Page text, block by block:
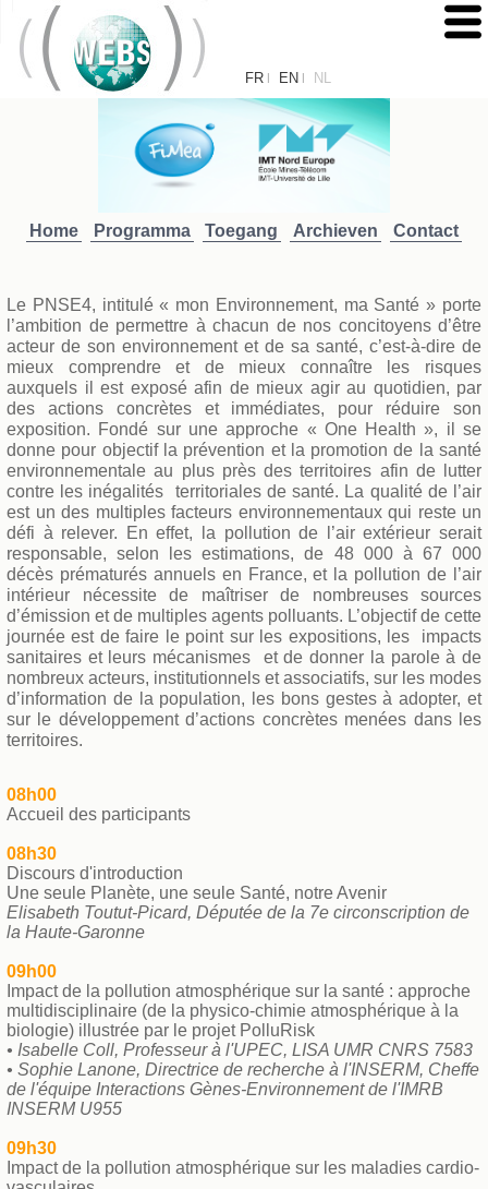
FR | EN | NL
Home Programma Toegang Archieven Contact
Le PNSE4, intitulé « mon Environnement, ma Santé » porte
l’ambition de permettre à chacun de nos concitoyens d’être
acteur de son environnement et de sa santé, c’est-à-dire de
mieux comprendre et de mieux connaître les risques
auxquels il est exposé afin de mieux agir au quotidien, par
des actions concrètes et immédiates, pour réduire son
exposition. Fondé sur une approche « One Health », il se
donne pour objectif la prévention et la promotion de la santé
environnementale au plus près des territoires afin de lutter
contre les inégalités
territoriales de santé. La qualité de l’air
est un des multiples facteurs environnementaux qui reste un
défi à relever. En effet, la pollution de l’air extérieur serait
responsable, selon les estimations, de 48 000 à 67 000
décès prématurés annuels en France, et la pollution de l’air
intérieur nécessite de maîtriser de nombreuses sources
d’émission et de multiples agents polluants. L’objectif de cette
journée est de faire le point sur les expositions, les
impacts
sanitaires et leurs mécanismes
et de donner la parole à de
nombreux acteurs, institutionnels et associatifs, sur les modes
d’information de la population, les bons gestes à adopter, et
sur le développement d’actions concrètes menées dans les
territoires.
08h00
Accueil des participants
08h30
Discours d'introduction
Une seule Planète, une seule Santé, notre Avenir
Elisabeth Toutut-Picard, Députée de la 7e circonscription de
la Haute-Garonne
09h00
Impact de la pollution atmosphérique sur la santé : approche
multidisciplinaire (de la physico-chimie atmosphérique à la
biologie) illustrée par le projet PolluRisk
• Isabelle Coll, Professeur à l'UPEC, LISA UMR CNRS 7583
• Sophie Lanone, Directrice de recherche à l'INSERM, Cheffe
de l'équipe Interactions Gènes-Environnement de l'IMRB
INSERM U955
09h30
Impact de la pollution atmosphérique sur les maladies cardio-